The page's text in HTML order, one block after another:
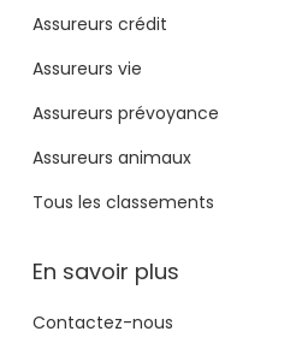
Assureurs crédit
Assureurs vie
Assureurs prévoyance
Assureurs animaux
Tous les classements
En savoir plus
Contactez-nous